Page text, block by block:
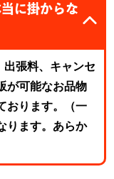
に掛からな
出張料、キャンセ
が可能なお品物
おります。（一
ります。あらか